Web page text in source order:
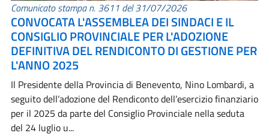
Comunicato stampa n. 3611 del 31/07/2026
CONVOCATA L'ASSEMBLEA DEI SINDACI E IL
CONSIGLIO PROVINCIALE PER L'ADOZIONE
DEFINITIVA DEL RENDICONTO DI GESTIONE PER
L'ANNO 2025
Il Presidente della Provincia di Benevento, Nino Lombardi, a
seguito dell’adozione del Rendiconto dell’esercizio finanziario
per il 2025 da parte del Consiglio Provinciale nella seduta
del 24 luglio u...